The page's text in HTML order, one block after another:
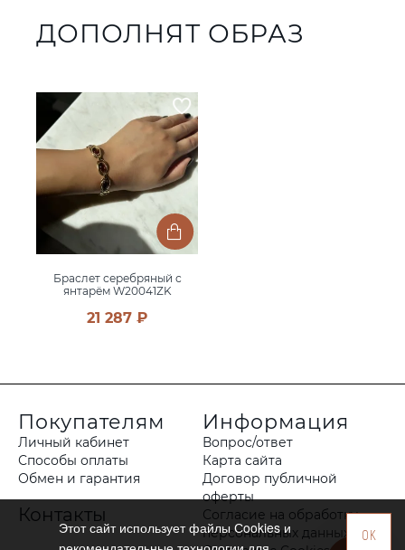
ДОПОЛНЯТ ОБРАЗ
Браслет серебряный с
янтарём W20041ZK
21 287 ₽
Покупателям
Личный кабинет
Способы оплаты
Обмен и гарантия
Контакты
Информация
Вопрос/ответ
Карта сайта
Договор публичной
оферты
Согласие на обработку
персональных данных
OK
Этот сайт использует файлы Сookies и